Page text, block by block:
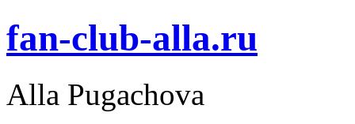
fan-club-alla.ru
Alla Pugachova